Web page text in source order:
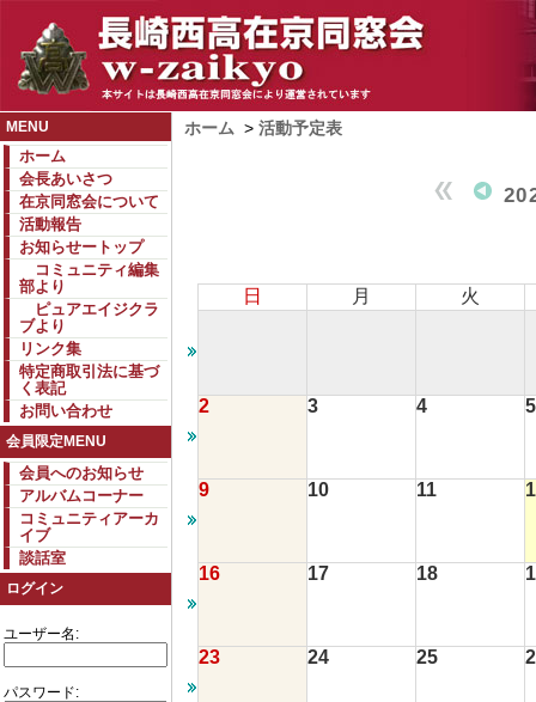
MENU
ホーム
会長あいさつ
在京同窓会について
活動報告
お知らせートップ
コミュニティ編集
部より
ピュアエイジクラ
ブより
リンク集
特定商取引法に基づ
く表記
お問い合わせ
会員限定MENU
会員へのお知らせ
アルバムコーナー
コミュニティアーカ
イブ
談話室
ログイン
ユーザー名:
パスワード:
ホーム > 活動予定表
日 月 火
2 3 4 5
9 10 11
16 17 18
23 24 25